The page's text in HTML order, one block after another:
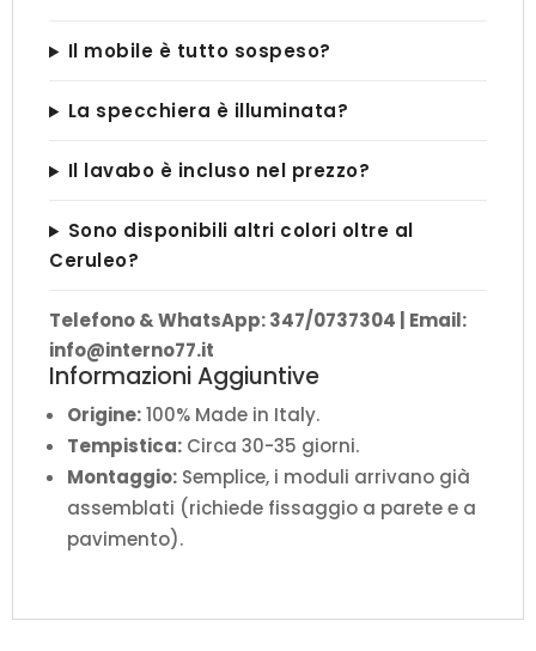
Il mobile è tutto sospeso?
La specchiera è illuminata?
Il lavabo è incluso nel prezzo?
Sono disponibili altri colori oltre al
Ceruleo?
Telefono & WhatsApp: 347/0737304 | Email:
info@interno77.it
Informazioni Aggiuntive
Origine:100% Made in Italy.
Tempistica: Circa 30-35 giorni.
Montaggio: Semplice, i moduli arrivano già
assemblati (richiede fissaggio a parete e a
pavimento).